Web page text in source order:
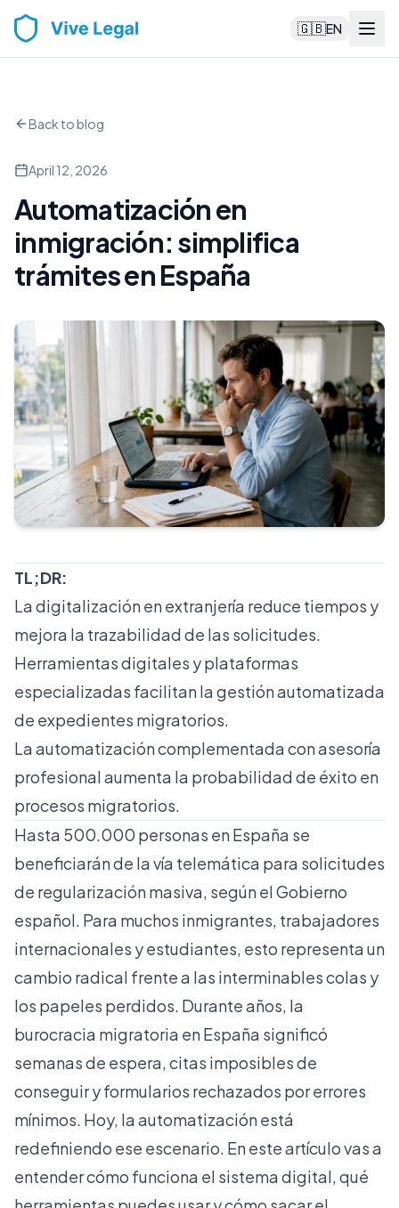
🇬🇧EN
Back to blog
April 12, 2026
Automatización en
inmigración: simplifica
trámites en España
TL;DR:
La digitalización en extranjería reduce tiempos y
mejora la trazabilidad de las solicitudes.
Herramientas digitales y plataformas
especializadas facilitan la gestión automatizada
de expedientes migratorios.
La automatización complementada con asesoría
profesional aumenta la probabilidad de éxito en
procesos migratorios.
Hasta 500.000 personas en España se
beneficiarán de lavía telemática para solicitudes
de regularización masiva, según el Gobierno
español. Para muchos inmigrantes, trabajadores
internacionales y estudiantes, esto representa un
cambio radical frente a las interminables colas y
los papeles perdidos. Durante años, la
burocracia migratoria en España significó
semanas de espera, citas imposibles de
conseguir y formularios rechazados por errores
mínimos. Hoy, la automatización está
redefiniendo ese escenario. En este artículo vas a
entender cómo funciona el sistema digital, qué